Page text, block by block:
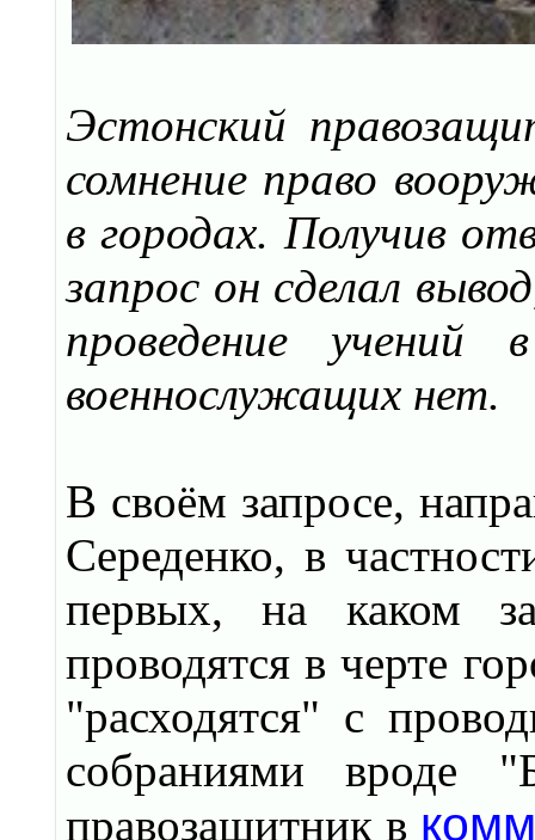
Эстонский
сомнение право
в городах. Получив
запрос он сделал
проведение учений
военнослужащих нет.
В своём запросе,
Середенко, в
первых, на каком
проводятся в черте
"расходятся" с
собраниями вроде
правозащитник в